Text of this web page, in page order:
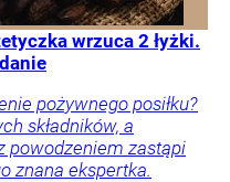
wrzuca 2 łyżki.
pożywnego posiłku?
składników, a
powodzeniem zastąpi
znana ekspertka.